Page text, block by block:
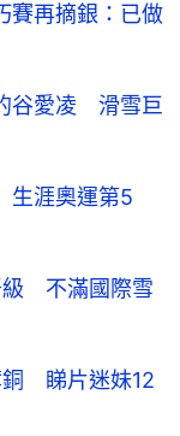
賽再摘銀：已做
谷愛凌 滑雪巨
涯奧運第5
級 不滿國際雪
銅 睇片迷妹12